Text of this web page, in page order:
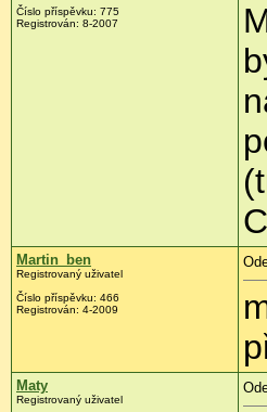
Číslo příspěvku: 775
Registrován: 8-2007
Martin_ben
Registrovaný uživatel
Číslo příspěvku: 466
Registrován: 4-2009
Maty
Registrovaný uživatel